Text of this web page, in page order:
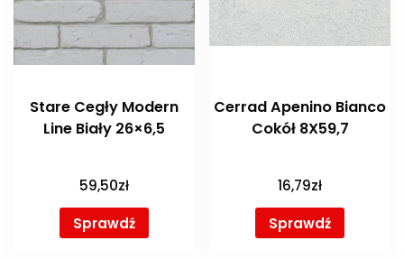
Stare Cegły Modern
Line Biały 26×6,5
59,50zł
Sprawdź
Cerrad Apenino Bianco
Cokół 8X59,7
16,79zł
Sprawdź